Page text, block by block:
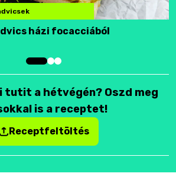
házi focacciából
tutit a hétvégén? Oszd meg
is a receptet!
Receptfeltöltés